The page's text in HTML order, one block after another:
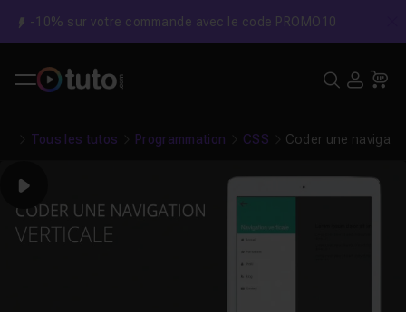
-10% sur votre commande avec le code PROMO10
Tous les tutos Programmation CSS Coder une
Play